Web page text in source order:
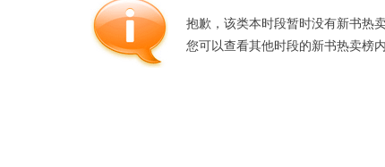
食品
手机
抱歉，该类本时段暂时没有新书热卖
您可以查看其他时段的新书热卖榜内